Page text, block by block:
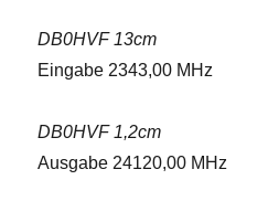
DB0HVF 13cm
Eingabe 2343,00 MHz
DB0HVF 1,2cm
Ausgabe 24120,00 MHz